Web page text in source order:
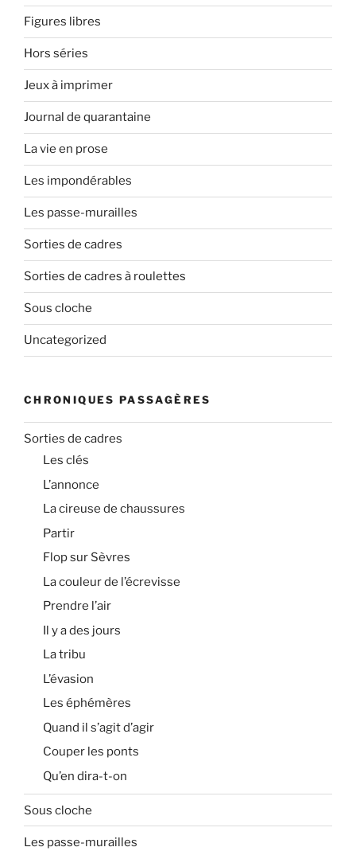
Figures libres
Hors séries
Jeux à imprimer
Journal de quarantaine
La vie en prose
Les impondérables
Les passe-murailles
Sorties de cadres
Sorties de cadres à roulettes
Sous cloche
Uncategorized
CHRONIQUES PASSAGÈRES
Sorties de cadres
Les clés
L’annonce
La cireuse de chaussures
Partir
Flop sur Sèvres
La couleur de l’écrevisse
Prendre l’air
Il y a des jours
La tribu
L’évasion
Les éphémères
Quand il s’agit d’agir
Couper les ponts
Qu’en dira-t-on
Sous cloche
Les passe-murailles